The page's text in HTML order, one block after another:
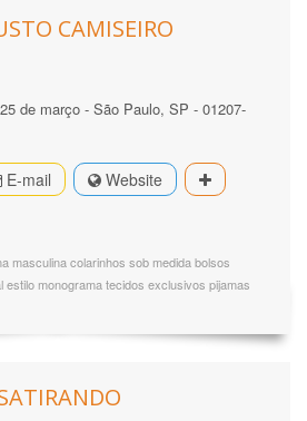
CAMISEIRO
de março - São Paulo, SP - 01207-
E-mail Website
masculina colarinhos sob medida bolsos
estilo monograma tecidos exclusivos pijamas